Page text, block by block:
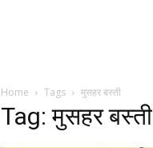
Home Tags मुसहर बस्ती
Tag: मुसहर बस्ती